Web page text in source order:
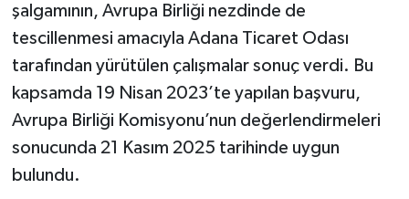
şalgamının, Avrupa Birliği nezdinde de
tescillenmesi amacıyla Adana Ticaret Odası
tarafından yürütülen çalışmalar sonuç verdi. Bu
kapsamda 19 Nisan 2023’te yapılan başvuru,
Avrupa Birliği Komisyonu’nun değerlendirmeleri
sonucunda 21 Kasım 2025 tarihinde uygun
bulundu.